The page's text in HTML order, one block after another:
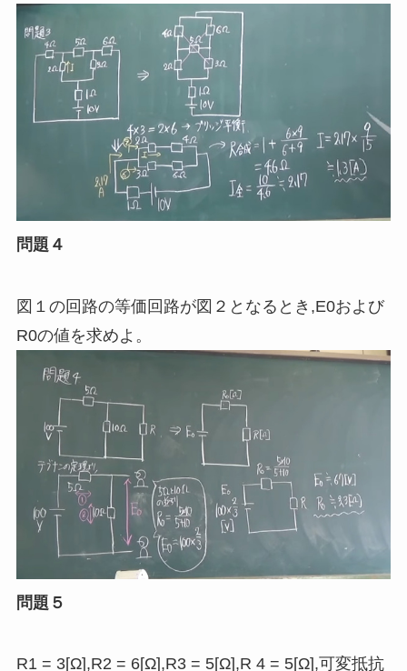
問題４
図１の回路の等価回路が図２となるとき ,E0および
R0の値を求めよ。
問題５
R1 = 3[Ω],R2 = 6[Ω],R3 = 5[Ω],R 4 = 5[Ω],可変抵抗